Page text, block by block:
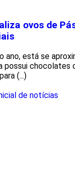
ovos de
ano, está se
possui chocolates
(...)
de notícias